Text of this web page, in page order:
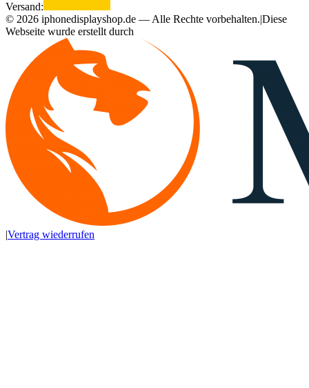
Versand:
© 2026 iphonedisplayshop.de — Alle Rechte vorbehalten.|Diese
Webseite wurde erstellt durch
|Vertrag wiederrufen